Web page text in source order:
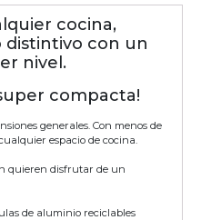
cocina,
distintivo con un
nivel.
compacta!
generales. Con menos de
espacio de cocina.
quieren disfrutar de un
de aluminio reciclables